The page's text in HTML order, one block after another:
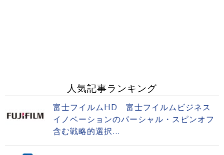
人気記事ランキング
富士フイルムHD 富士フイルムビジネス
イノベーションのパーシャル・スピンオフ
含む戦略的選択...